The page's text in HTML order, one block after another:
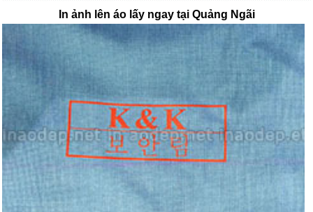
In ảnh lên áo lấy ngay tại Quảng Ngãi